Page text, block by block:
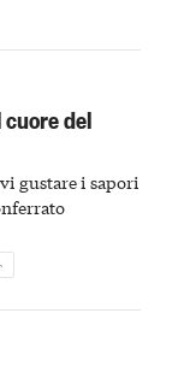
cuore del
gustare i sapori